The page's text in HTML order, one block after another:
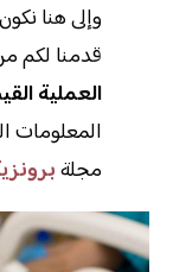
وإلى هنا
قدمنا لكم
العملية
المعلومات
مجلة